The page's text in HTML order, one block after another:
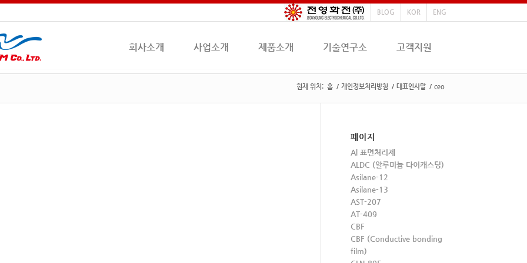
BLOG KOR ENG
회사소개 사업소개 제품소개 기술연구소 고객지원
현재 위치: 홈 / 개인정보처리방침 / 대표인사말 / ceo
페이지
Al 표면처리제
ALDC (알루미늄 다이캐스팅)
Asilane-12
Asilane-13
AST-207
AT-409
CBF
CBF (Conductive bonding
film)